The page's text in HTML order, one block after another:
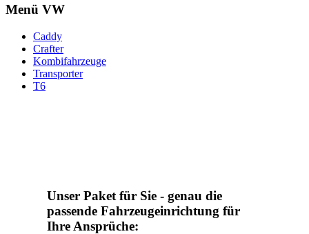
Menü VW
Caddy
Crafter
Kombifahrzeuge
Transporter
T6
Unser Paket für Sie - genau die
passende Fahrzeugeinrichtung für
Ihre Ansprüche: